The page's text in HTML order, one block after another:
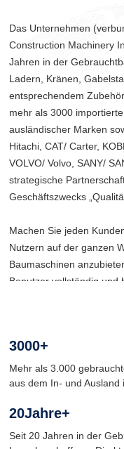
Das Unternehmen
Construction Machinery
Jahren in der
Ladern, Kränen,
entsprechendem
mehr als 3000
ausländischer Marken
Hitachi, CAT/ Carter,
VOLVO/ Volvo, SANY/
strategische
Geschäftszwecks
Machen Sie jeden
Nutzern auf der ganzen
Baumaschinen
Benutzer vollständig und
Integritätsmanagement,
Gewinn, um die Kosten
Kunden größere
3000+
Mehr als 3.000
aus dem In- und
20Jahre+
Seit 20 Jahren in der